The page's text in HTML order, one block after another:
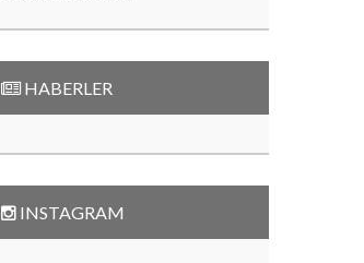
HABERLER
INSTAGRAM